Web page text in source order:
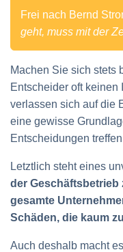
Frei nach Bernd
geht, muss mit der
Machen Sie sich stets
Entscheider oft keinen
verlassen sich auf die
eine gewisse
Entscheidungen
Letztlich steht eines
der Geschäftsbetrieb
gesamte
Schäden, die kaum
Auch deshalb macht